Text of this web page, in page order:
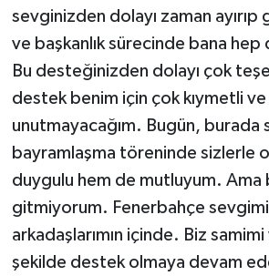
sevginizden dolayı zaman ayırıp
ve başkanlık sürecinde bana
Bu desteğinizden dolayı çok
destek benim için çok kıymetli ve
unutmayacağım. Bugün, burada
bayramlaşma töreninde sizlerle
duygulu hem de mutluyum. Ama
gitmiyorum. Fenerbahçe
arkadaşlarımın içinde. Biz
şekilde destek olmaya devam